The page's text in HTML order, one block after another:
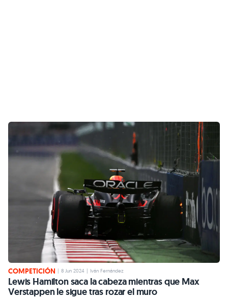
COMPETICIÓN 8 Jun 2024 Iván Fernández
Lewis Hamilton saca la cabeza mientras que Max
Verstappen le sigue tras rozar el muro